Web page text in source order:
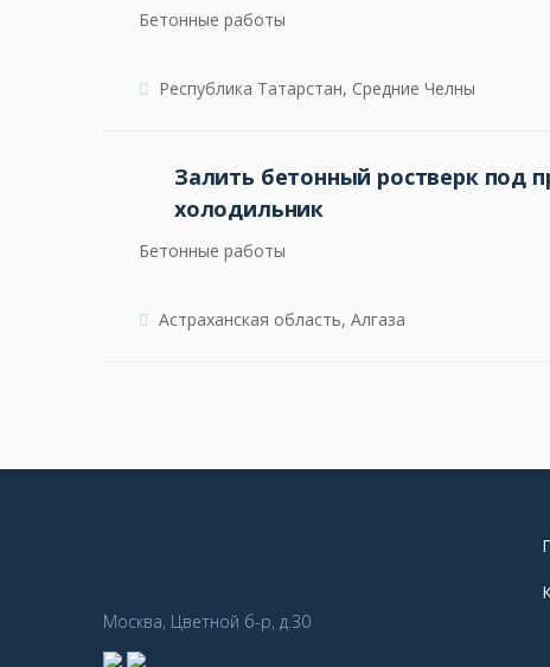
Бетонные работы
Республика Татарстан, Средние Челны
Залить бетонный ростверк под
холодильник
Бетонные работы
Астраханская область, Алгаза
Москва, Цветной б-р, д.30